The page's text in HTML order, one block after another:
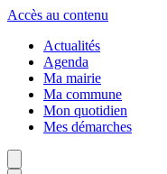
Accès au contenu
Actualités
Agenda
Ma mairie
Ma commune
Mon quotidien
Mes démarches